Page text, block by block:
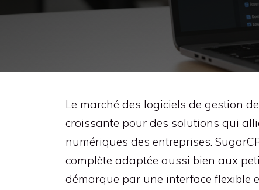
Le marché des logiciels de gestion
croissante pour des solutions qui
numériques des entreprises.
complète adaptée aussi bien aux
démarque par une interface flexible